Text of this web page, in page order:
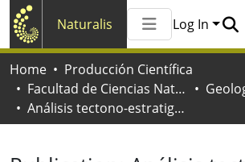
Naturalis
All of
Log In
Home
Producción Científica
Facultad de Ciencias Naturales y Museo
Análisis tectono-estratigráfico integrado de alta resolución de las sucesiones miocenas en el antepaís patagónico entre los 39° y 41° S: cuencas de Collón Cura, Picún Leufú y Norpatagónica